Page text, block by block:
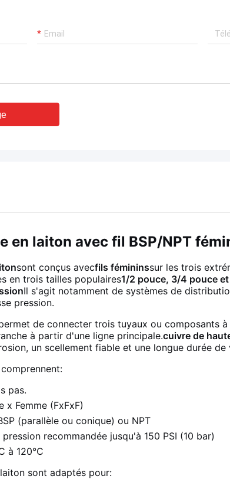
en laiton avec fil BSP/NPT
sont conçus avecfils fémininssur les trois
en trois tailles populaires1/2 pouce, 3/4 pouce
Il s'agit notamment de systèmes de
pression.
de connecter trois tuyaux ou composants
à partir d'une ligne principale.cuivre de
un scellement fiable et une longue durée
pas.
x Femme (FxFxF)
(parallèle ou conique) ou NPT
pression recommandée jusqu'à 150 PSI (10 bar)
à 120°C
sont adaptés pour: